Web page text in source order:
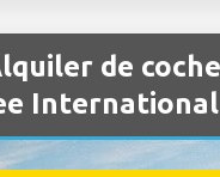
de
International